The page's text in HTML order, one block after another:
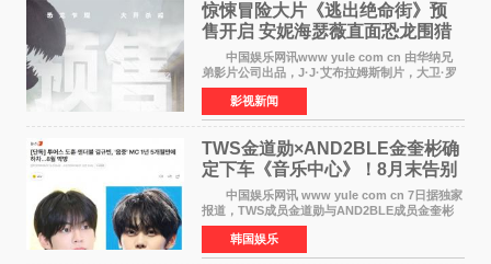
惊悚冒险大片《逃出绝命街》预
售开启 安妮海瑟薇直面恐龙围猎
中国娱乐网讯www yule com cn 由华纳兄
弟影片公司出品，J·J·艾布拉姆斯制片，大卫·罗
伯特·米切尔执导，好莱坞巨星安妮·海瑟薇和伊万
·麦克格雷格领衔主演的2026暑期惊悚冒险大片
《逃出绝
影视新闻
TWS金道勋×AND2BLE金奎彬确
定下车《音乐中心》！8月末告别
MC席位
中国娱乐网讯 www yule com cn 7日据独家
报道，TWS成员金道勋与AND2BLE成员金奎彬
将于8月离开《音乐中心》MC的位置。 金道
勋与金奎彬于去年3月与H2H A-NA一起被选为
《音乐中心》MC，约1
韩国娱乐